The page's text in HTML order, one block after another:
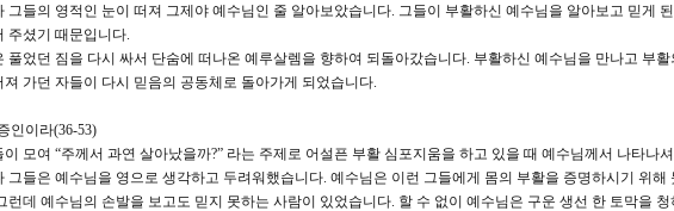
그들의 영적인 눈이 떠져 그제야 예수님인 줄 알아보았습니다. 그들이 부활하신 예수님을 알아보고 믿게
주셨기 때문입니다.
풀었던 짐을 다시 싸서 단숨에 떠나온 예루살렘을 향하여 되돌아갔습니다. 부활하신 예수님을 만나고 부활
가던 자들이 다시 믿음의 공동체로 돌아가게 되었습니다.
인이라(36-53)
모여 “주께서 과연 살아났을까?” 라는 주제로 어설픈 부활 심포지움을 하고 있을 때 예수님께서 나타나
그들은 예수님을 영으로 생각하고 두려워했습니다. 예수님은 이런 그들에게 몸의 부활을 증명하시기 위해
런데 예수님의 손발을 보고도 믿지 못하는 사람이 있었습니다. 할 수 없이 예수님은 구운 생선 한 토막을 청